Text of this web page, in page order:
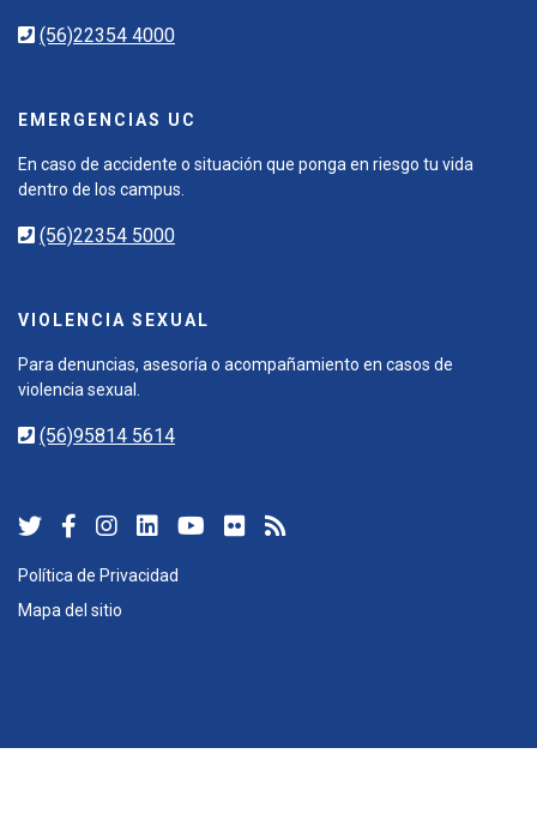
(56)22354 4000
EMERGENCIAS UC
En caso de accidente o situación que ponga en riesgo tu vida
dentro de los campus.
(56)22354 5000
VIOLENCIA SEXUAL
Para denuncias, asesoría o acompañamiento en casos de
violencia sexual.
(56)95814 5614
Política de Privacidad
Mapa del sitio